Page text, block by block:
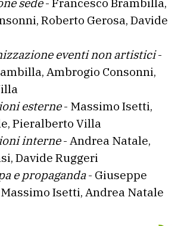
Roberto Gerosa, Davide
eventi non artistici-
Ambrogio Consonni,
esterne- Massimo Isetti,
Pieralberto Villa
interne- Andrea Natale,
Davide Ruggeri
e propaganda- Giuseppe
Isetti, Andrea Natale